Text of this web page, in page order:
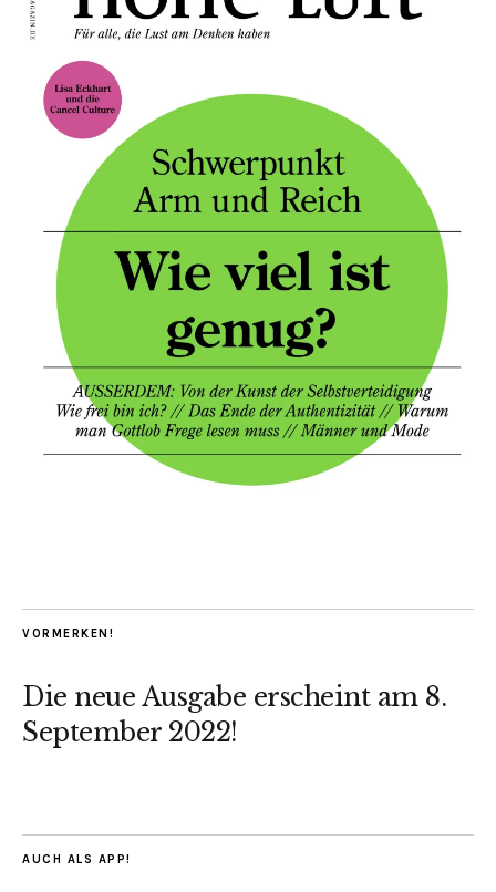
VORMERKEN!
Die neue Ausgabe erscheint am 8.
September 2022!
AUCH ALS APP!